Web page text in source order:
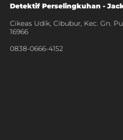
Detektif Perselingkuhan -
Cikeas Udik, Cibubur, Kec. Gn.
16966
0838-0666-4152